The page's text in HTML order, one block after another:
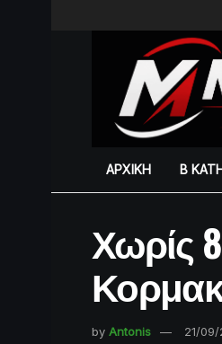
ΑΡΧΙΚΗ Β
Χωρίς
by Antonis 21/09/